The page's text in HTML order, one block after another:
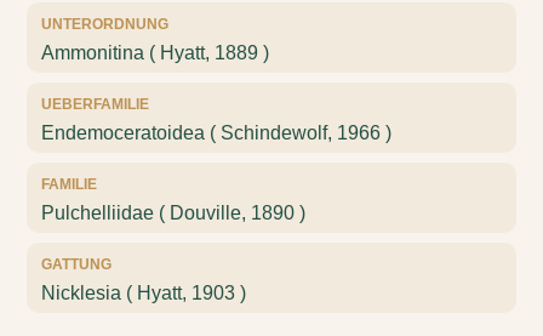
UNTERORDNUNG
Ammonitina ( Hyatt, 1889 )
UEBERFAMILIE
Endemoceratoidea ( Schindewolf, 1966 )
FAMILIE
Pulchelliidae ( Douville, 1890 )
GATTUNG
Nicklesia ( Hyatt, 1903 )